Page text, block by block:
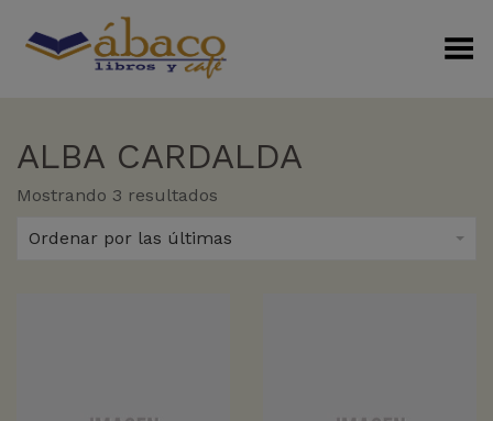
Menú Alterno
ALBA CARDALDA
Mostrando 3 resultados
Ordenar por las últimas